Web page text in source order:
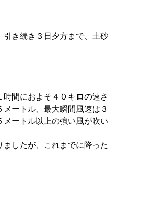
き続き３日夕方まで、土砂
間におよそ４０キロの速さ
ートル、最大瞬間風速は３
ートル以上の強い風が吹い
したが、これまでに降った